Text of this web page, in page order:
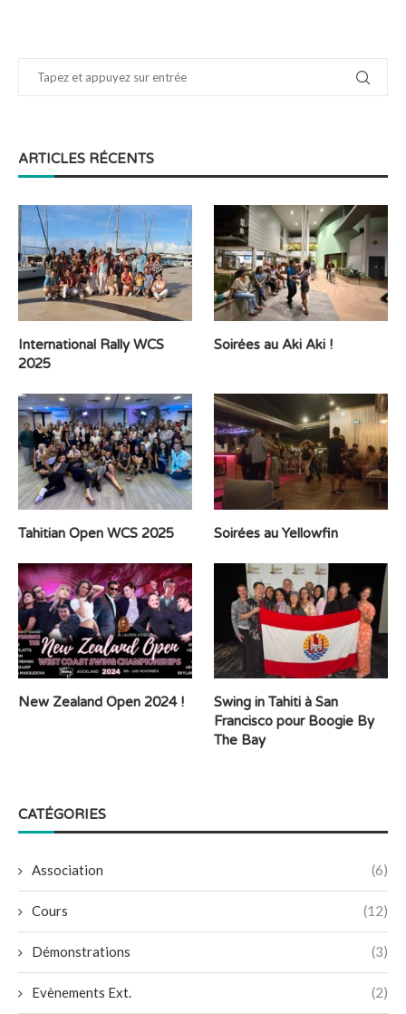
ARTICLES RÉCENTS
International Rally WCS
2025
Soirées au Aki Aki !
Tahitian Open WCS 2025 Soirées au Yellowfin
New Zealand Open 2024 !
Swing in Tahiti à San
Francisco pour Boogie By
The Bay
CATÉGORIES
Association (6)
Cours (12)
Démonstrations (3)
Evènements Ext. (2)